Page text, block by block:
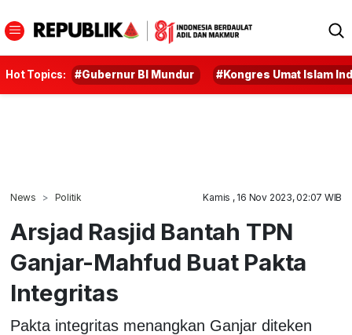
Hot Topics: #Gubernur BI Mundur #Kongres Umat Islam
News Politik Kamis , 16 Nov 2023, 02:07 WIB
Arsjad Rasjid Bantah TPN
Ganjar-Mahfud Buat Pakta
Integritas
Pakta integritas menangkan Ganjar diteken